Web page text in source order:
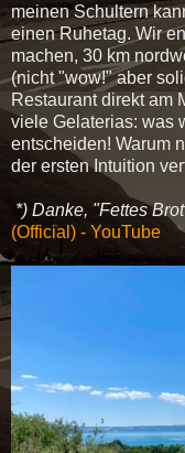
meinen Schultern
einen Ruhetag. Wir
machen, 30 km
(nicht "wow!" aber
Restaurant direkt am
viele Gelaterias: was
entscheiden! Warum
der ersten Intuition
*) Danke, "Fettes
(Official) - YouTube